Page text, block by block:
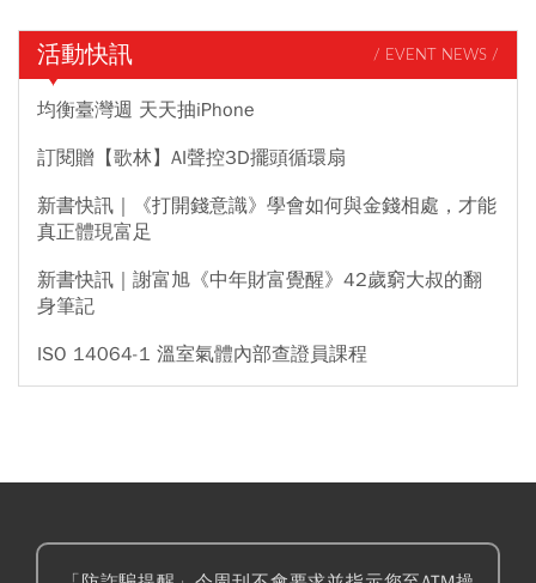
活動快訊 / EVENT NEWS /
均衡臺灣週 天天抽iPhone
訂閱贈【歌林】AI聲控3D擺頭循環扇
新書快訊｜《打開錢意識》學會如何與金錢相處，才能
真正體現富足
新書快訊｜謝富旭《中年財富覺醒》42歲窮大叔的翻
身筆記
ISO 14064-1 溫室氣體內部查證員課程